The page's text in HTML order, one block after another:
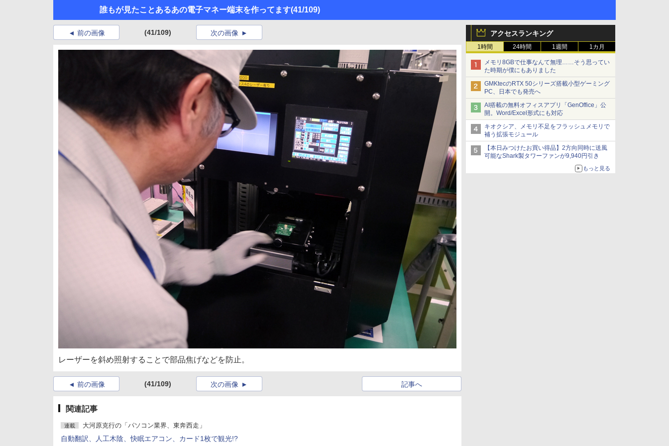
誰もが見たことあるあの電子マネー端末を作ってます(41/109)
アクセスランキング
1時間 24時間 1週間 1カ月
メモリ8GBで仕事なんて無理……そう思ってい
た時期が僕にもありました
GMKtecのRTX 50シリーズ搭載小型ゲーミング
PC、日本でも発売へ
AI搭載の無料オフィスアプリ「GenOffice」公
開。Word/Excel形式にも対応
キオクシア、メモリ不足をフラッシュメモリで
補う拡張モジュール
【本日みつけたお買い得品】2方向同時に送風
可能なShark製タワーファンが9,940円引き
もっと見る
前の画像 (41/109) 次の画像
レーザーを斜め照射することで部品焦げなどを防止。
前の画像 (41/109) 記事へ
次の画像
関連記事
連載 大河原克行の「パソコン業界、東奔西走」
自動翻訳、人工木陰、快眠エアコン、カード1枚で観光!?